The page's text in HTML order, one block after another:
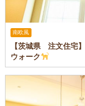
南欧風
【茨城県 注文住宅
ウォーク